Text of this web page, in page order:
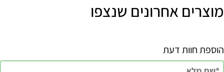
מוצרים אחרונים שנצפו
הוספת חוות דעת